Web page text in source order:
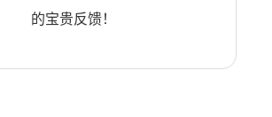
的宝贵反馈！